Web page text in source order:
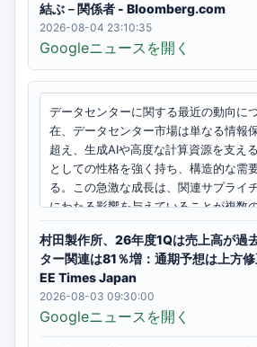
結ぶ－関係者 - Bloomberg.com
2026-08-04 23:10:35
Googleニュースを開く
村田製作所、26年度1Qは売上高が過
ター関連は81％増：通期予想は上方
EE Times Japan
2026-08-03 09:30:00
Googleニュースを開く